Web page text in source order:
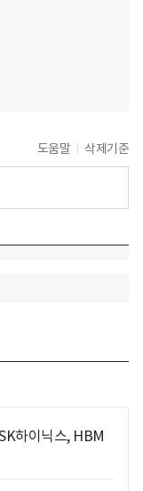
도움말 삭제기준
하이닉스, HBM